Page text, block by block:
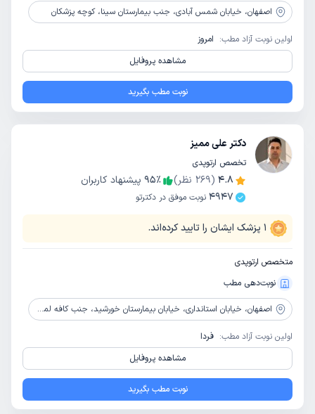
اصفهان، خیابان شمس آبادی، جنب بیمارستان سینا، کوچه پزشکان
اولین نوبت آزاد مطب: امروز
مشاهده پروفایل
نوبت مطب بگیرید
دکتر علی ممیز
تخصص ارتوپدی
4.8
(
269 نظر) 95٪
پیشنهاد کاربران
4947 نوبت موفق در دکترتو
1 پزشک ایشان را تایید کرده‌اند.
متخصص ارتوپدی
نوبت‌دهی مطب
اصفهان، خیابان استانداری، خیابان بیمارستان خورشید، جنب کافه لمیز، ساختمان پزشکی سلامت ایرانیان، طبقه اول
اولین نوبت آزاد مطب: فردا
مشاهده پروفایل
نوبت مطب بگیرید